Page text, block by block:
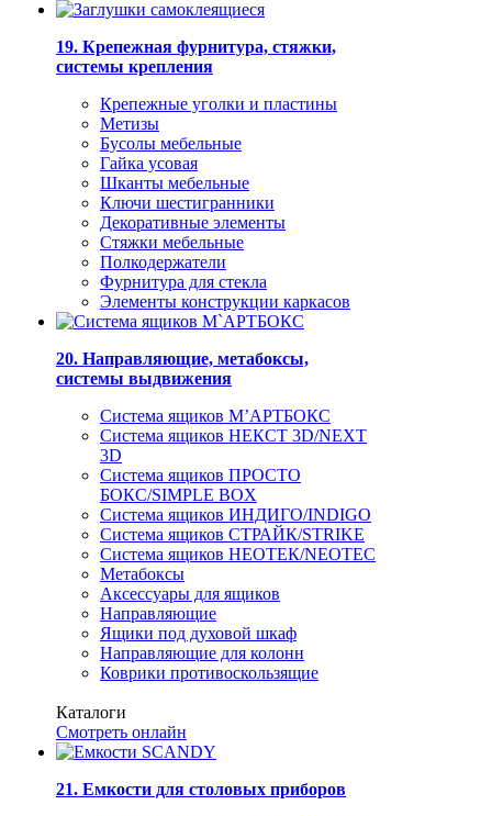
19. Крепежная фурнитура, стяжки,
системы крепления
Крепежные уголки и пластины
Метизы
Бусолы мебельные
Гайка усовая
Шканты мебельные
Ключи шестигранники
Декоративные элементы
Стяжки мебельные
Полкодержатели
Фурнитура для стекла
Элементы конструкции каркасов
20. Направляющие, метабоксы,
системы выдвижения
Система ящиков М’АРТБОКС
Система ящиков НЕКСТ 3D/NEXT
3D
Система ящиков ПРОСТО
БОКС/SIMPLE BOX
Система ящиков ИНДИГО/INDIGO
Система ящиков СТРАЙК/STRIKE
Система ящиков НЕОТЕК/NEOTEC
Метабоксы
Аксессуары для ящиков
Направляющие
Ящики под духовой шкаф
Направляющие для колонн
Коврики противоскользящие
Каталоги
Смотреть онлайн
21. Емкости для столовых приборов